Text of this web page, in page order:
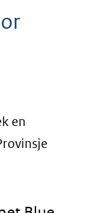
en